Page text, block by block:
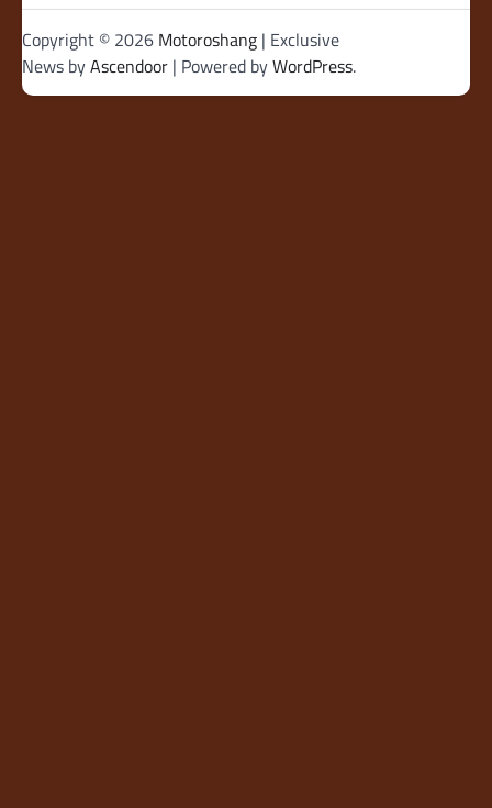
Copyright © 2026 Motoroshang | Exclusive
News byAscendoor | Powered byWordPress.